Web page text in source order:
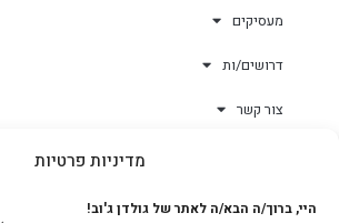
מדיניות פרטיות
היי, ברוך/ה הבא/ה לאתר של גולדן ג'וב!
מעסיקים
דרושים/ות
צור קשר